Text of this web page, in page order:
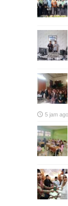
5 jam ago